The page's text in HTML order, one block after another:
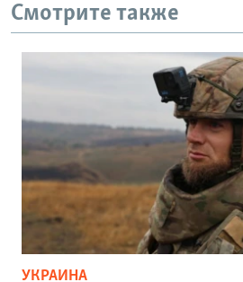
Смотрите также
УКРАИНА